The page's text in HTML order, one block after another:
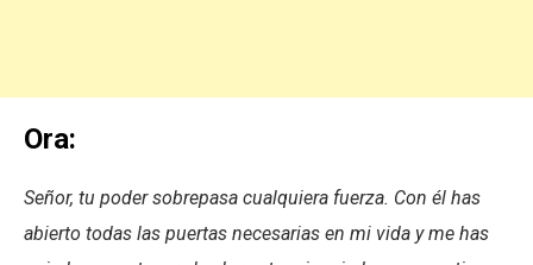
Ora:
Señor, tu poder sobrepasa cualquiera fuerza. Con él has
abierto todas las puertas necesarias en mi vida y me has